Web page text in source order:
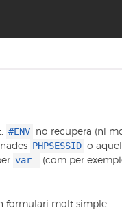
#ENV no recupera (ni
PHPSESSID o
var_ (com per
formulari molt simple: